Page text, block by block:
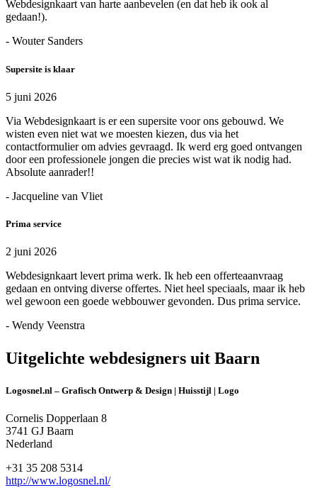
Webdesignkaart van harte aanbevelen (en dat heb ik ook al
gedaan!).
- Wouter Sanders
Supersite is klaar
5 juni 2026
Via Webdesignkaart is er een supersite voor ons gebouwd. We
wisten even niet wat we moesten kiezen, dus via het
contactformulier om advies gevraagd. Ik werd erg goed ontvangen
door een professionele jongen die precies wist wat ik nodig had.
Absolute aanrader!!
- Jacqueline van Vliet
Prima service
2 juni 2026
Webdesignkaart levert prima werk. Ik heb een offerteaanvraag
gedaan en ontving diverse offertes. Niet heel speciaals, maar ik heb
wel gewoon een goede webbouwer gevonden. Dus prima service.
- Wendy Veenstra
Uitgelichte webdesigners uit Baarn
Logosnel.nl – Grafisch Ontwerp & Design | Huisstijl | Logo
Cornelis Dopperlaan 8
3741 GJ Baarn
Nederland
+31 35 208 5314
http://www.logosnel.nl/